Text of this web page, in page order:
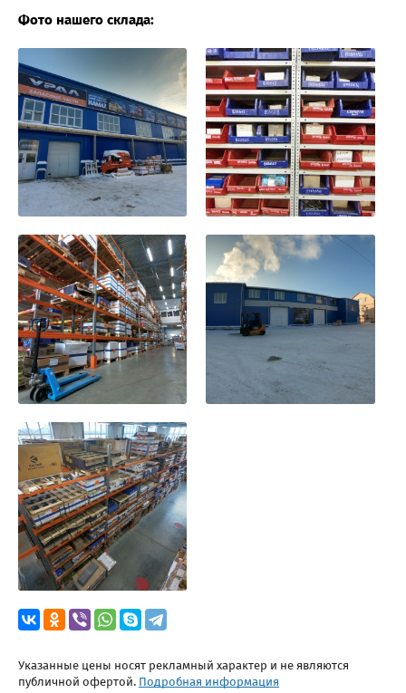
Фото нашего склада:
Указанные цены носят рекламный характер и не являются
публичной офертой. Подробная информация